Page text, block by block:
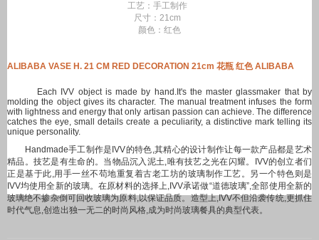
工艺：手工制作
尺寸：21cm
颜色：红色
ALIBABA VASE H. 21 CM RED DECORATION 21cm 花瓶 红色 ALIBABA
Each IVV object is made by hand.It's the master glassmaker that by
molding the object gives its character. The manual treatment infuses the form
with lightness and energy that only artisan passion can achieve. The difference
catches the eye, small details create a peculiarity, a distinctive mark telling its
unique personality.
Handmade手工制作是IVV的特色,其精心的设计制作让每一款产品都是艺术
精品。技艺是有生命的。当物品沉入泥土,唯有技艺之光在闪耀。IVV的创立者们
正是基于此,用手一丝不苟地重复着古老工坊的玻璃制作工艺。另一个特色则是
IVV均使用全新的玻璃。在原材料的选择上,IVV承诺做“道德玻璃”,全部使用全新的
玻璃绝不掺杂倒可回收玻璃为原料,以保证品质。造型上,IVV不但沿袭传统,更抓住
时代气息,创造出独一无二的时尚风格,成为时尚玻璃餐具的典型代表。